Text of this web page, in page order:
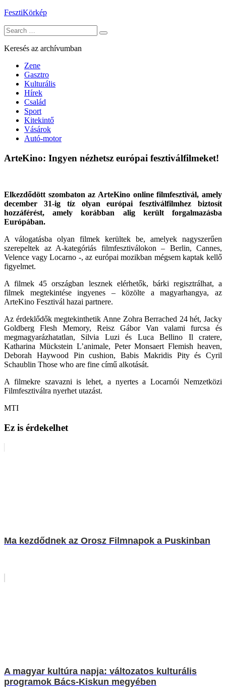
Skip
content
FesztiKörkép
Search
for:
Keresés az archívumban
Zene
Gasztro
Kulturális
Hírek
Család
Sport
Kitekintő
Vásárok
Autó-motor
ArteKino: Ingyen nézhetsz európai fesztiválfilmeket!
Elkezdődött szombaton az ArteKino online filmfesztivál, amely
december 31-ig tíz olyan európai fesztiválfilmhez biztosít
hozzáférést, amely korábban alig került forgalmazásba
Európában.
A válogatásba olyan filmek kerültek be, amelyek nagyszerűen
szerepeltek az A-kategóriás filmfesztiválokon – Berlin, Cannes,
Velence vagy Locarno -, az európai mozikban mégsem kaptak kellő
figyelmet.
A filmek 45 országban lesznek elérhetők, bárki regisztrálhat, a
filmek megtekintése ingyenes – közölte a magyarhangya, az
ArteKino Fesztivál hazai partnere.
Az érdeklődők megtekinthetik Anne Zohra Berrached 24 hét, Jacky
Goldberg Flesh Memory, Reisz Gábor Van valami furcsa és
megmagyarázhatatlan, Silvia Luzi és Luca Bellino Il cratere,
Katharina Mückstein L’animale, Peter Monsaert Flemish heaven,
Deborah Haywood Pin cushion, Babis Makridis Pity és Cyril
Schaublin Those who are fine című alkotását.
A filmekre szavazni is lehet, a nyertes a Locarnói Nemzetközi
Filmfesztiválra nyerhet utazást.
MTI
Ez is érdekelhet
Ma kezdődnek az Orosz Filmnapok a Puskinban
A magyar kultúra napja: változatos kulturális
programok Bács-Kiskun megyében